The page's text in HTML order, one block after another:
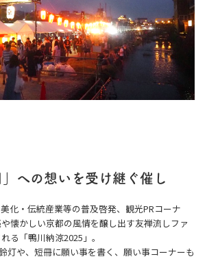
」への想いを受け継ぐ催し
化・伝統産業等の普及啓発、観光PRコーナ
懐かしい京都の風情を醸し出す友禅流しファ
る「鴨川納涼2025」。
灯や、短冊に願い事を書く、願い事コーナーも